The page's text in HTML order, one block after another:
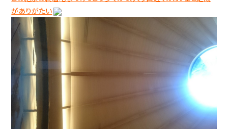
がありがたい